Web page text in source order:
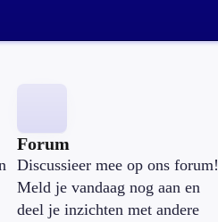
Forum
Discussieer mee op ons forum!
Meld je vandaag nog aan en
deel je inzichten met andere